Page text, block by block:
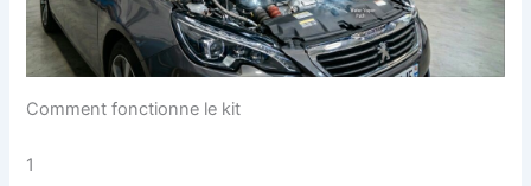
Comment fonctionne le kit
1